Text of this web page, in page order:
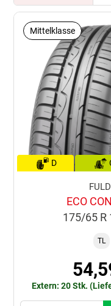
Mittelklasse
D
ECO
175/65 R
TL
Extern: 20 Stk.